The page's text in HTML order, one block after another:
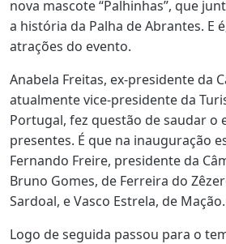
nova mascote “Palhinhas”, que
a história da Palha de Abrantes. E
atrações do evento.
Anabela Freitas, ex-presidente da
atualmente vice-presidente da
Portugal, fez questão de saudar o
presentes. É que na inauguração
Fernando Freire, presidente da
Bruno Gomes, de Ferreira do
Sardoal, e Vasco Estrela, de Mação.
Logo de seguida passou para o